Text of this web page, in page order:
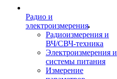
Радио и
электроизмерения
Радиоизмерения и
ВЧ/СВЧ-техника
Электроизмерения и
системы питания
Измерение